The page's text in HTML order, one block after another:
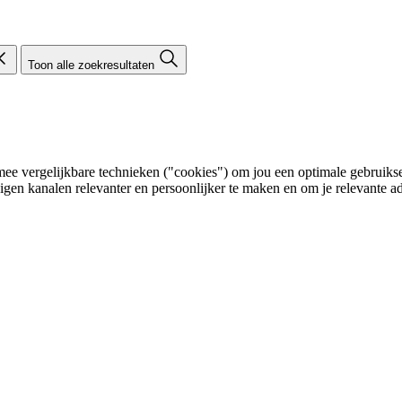
Toon alle zoekresultaten
vergelijkbare technieken ("cookies") om jou een optimale
kanalen relevanter en persoonlijker te maken en om je relevante